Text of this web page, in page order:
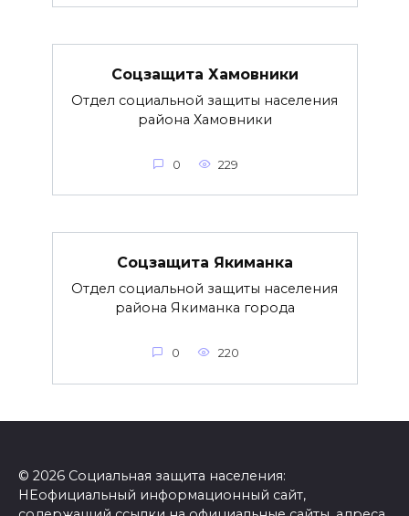
Соцзащита Хамовники
Отдел социальной защиты населения
района Хамовники
0 229
Соцзащита Якиманка
Отдел социальной защиты населения
района Якиманка города
0 220
© 2026 Социальная защита населения:
НЕофициальный информационный сайт,